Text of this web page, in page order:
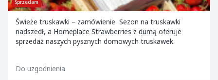
Sprzedam
Świeże truskawki – zamówienie Sezon na truskawki
nadszedł, a Homeplace Strawberries z dumą oferuje
sprzedaż naszych pysznych domowych truskawek.
Do uzgodnienia